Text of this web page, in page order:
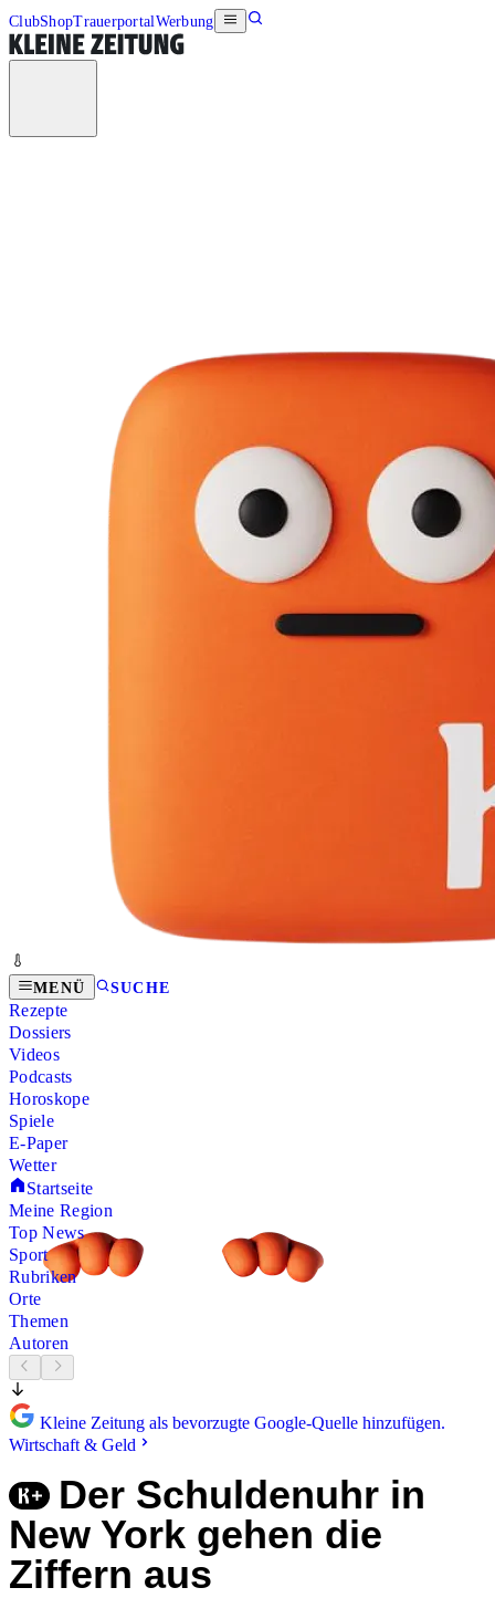
ClubShopTrauerportalWerbung
MENÜ SUCHE
Rezepte
Dossiers
Videos
Podcasts
Horoskope
Spiele
E-Paper
Wetter
Startseite
Meine Region
Top News
Sport
Rubriken
Orte
Themen
Autoren
Kleine Zeitung als bevorzugte Google-Quelle hinzufügen.
Wirtschaft & Geld
Der Schuldenuhr in
New York gehen die
Ziffern aus